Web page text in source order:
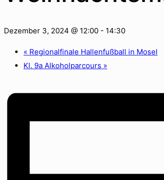
Dezember 3, 2024 @ 12:00 - 14:30
« Regionalfinale Hallenfußball in Mosel
Kl. 9a Alkoholparcours »